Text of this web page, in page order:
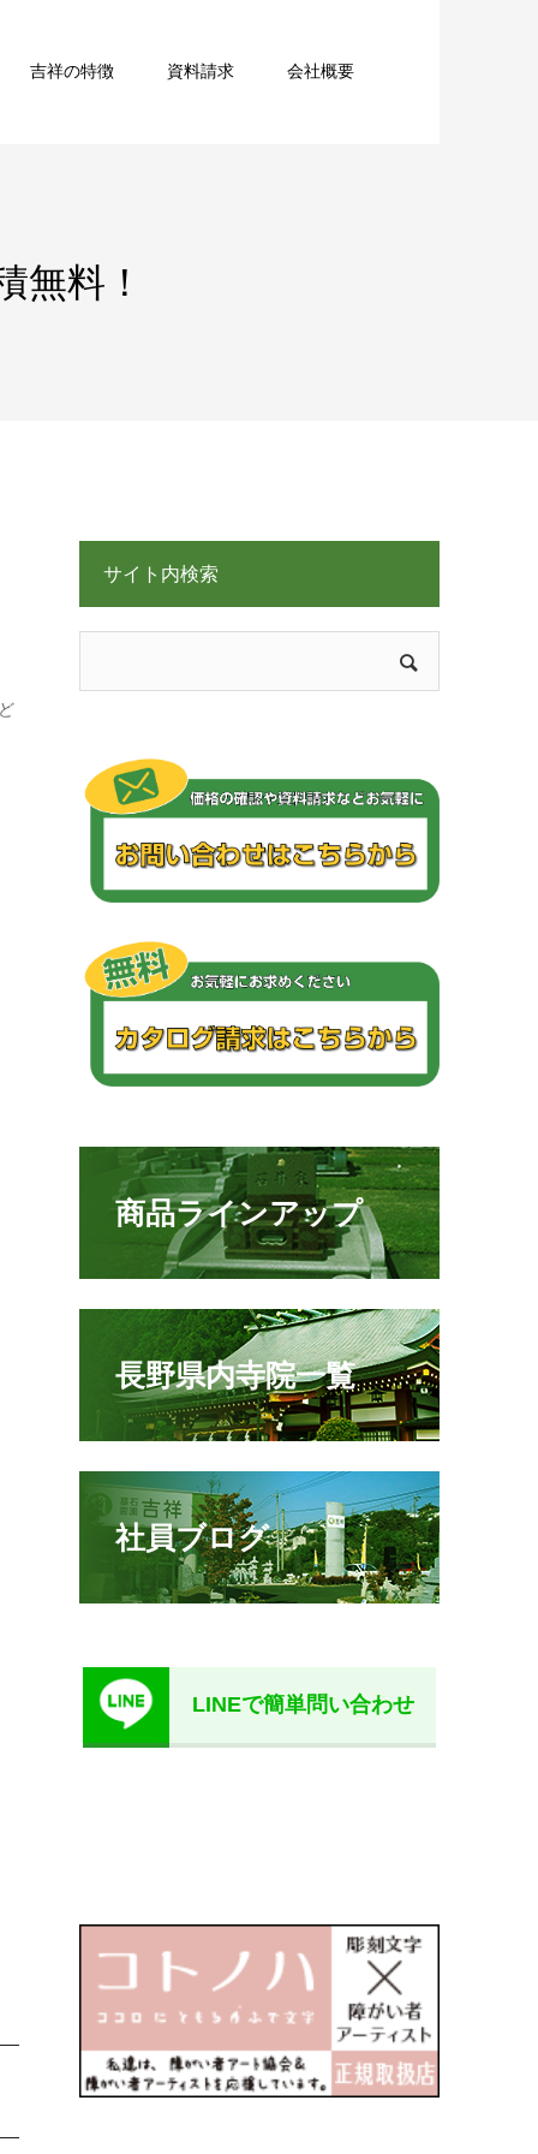
吉祥の特徴 資料請求 会社概要
無料！
サイト内検索
商品ラインアップ
長野県内寺院一覧
社員ブログ
LINEで簡単問い合わせ